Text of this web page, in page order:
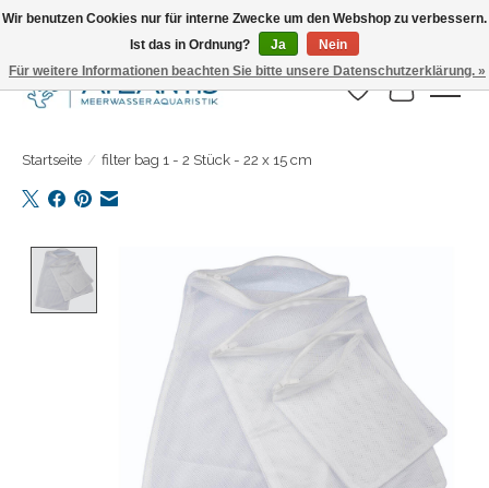
Täglicher Versand. Bestelle bis 15.00 Uhr
Wunschzettel
Ihr
Startseite / filter bag 1 - 2 Stück - 22 x 15 cm
Product image slideshow Items
Wir benutzen Cookies nur für interne Zwecke um den Webshop zu verbessern.
Ist das in Ordnung?
Ja
Nein
Für weitere Informationen beachten Sie bitte unsere Datenschutzerklärung. »